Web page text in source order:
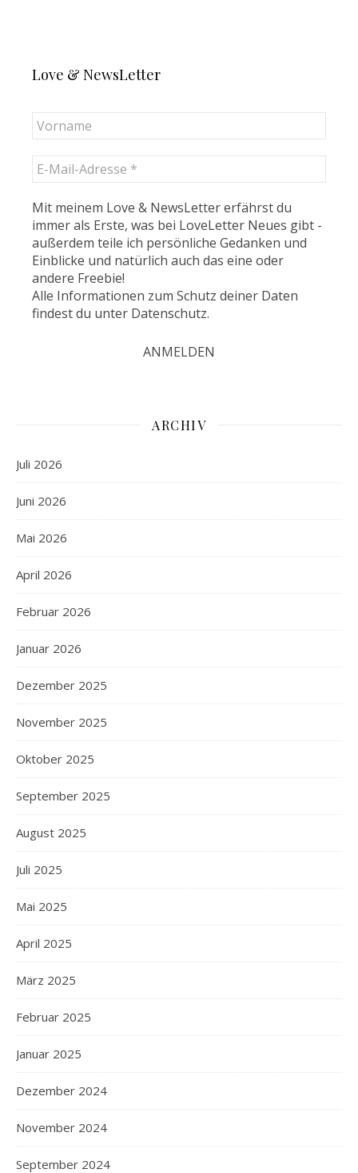
Love & NewsLetter
Mit meinem Love & NewsLetter erfährst du
immer als Erste, was bei LoveLetter Neues gibt -
außerdem teile ich persönliche Gedanken und
Einblicke und natürlich auch das eine oder
andere Freebie!
Alle Informationen zum Schutz deiner Daten
findest du unter Datenschutz.
ARCHIV
Juli 2026
Juni 2026
Mai 2026
April 2026
Februar 2026
Januar 2026
Dezember 2025
November 2025
Oktober 2025
September 2025
August 2025
Juli 2025
Mai 2025
April 2025
März 2025
Februar 2025
Januar 2025
Dezember 2024
November 2024
September 2024